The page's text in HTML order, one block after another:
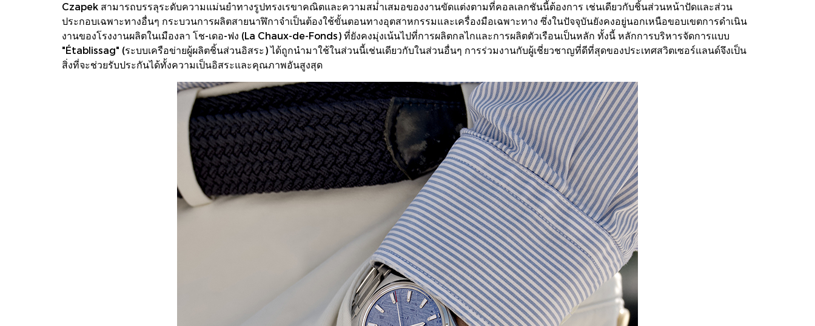
Czapek สามารถบรรลุระดับความแม่นยำทางรูปทรงเรขาคณิตและความสม่ำเสมอของงานขัดแต่งตามที่คอลเลกชันนี้ต้องการ เช่นเดียวกับชิ้นส่วนหน้าปัดและส่วน
ประกอบเฉพาะทางอื่นๆ กระบวนการผลิตสายนาฬิกาจำเป็นต้องใช้ขั้นตอนทางอุตสาหกรรมและเครื่องมือเฉพาะทาง ซึ่งในปัจจุบันยังคงอยู่นอกเหนือขอบเขตการดำเนิน
งานของโรงงานผลิตในเมืองลา โช-เดอ-ฟง (La Chaux-de-Fonds) ที่ยังคงมุ่งเน้นไปที่การผลิตกลไกและการผลิตตัวเรือนเป็นหลัก ทั้งนี้ หลักการบริหารจัดการแบบ
"Établissag" (ระบบเครือข่ายผู้ผลิตชิ้นส่วนอิสระ) ได้ถูกนำมาใช้ในส่วนนี้เช่นเดียวกับในส่วนอื่นๆ การร่วมงานกับผู้เชี่ยวชาญที่ดีที่สุดของประเทศสวิตเซอร์แลนด์จึงเป็น
สิ่งที่จะช่วยรับประกันได้ทั้งความเป็นอิสระและคุณภาพอันสูงสุด